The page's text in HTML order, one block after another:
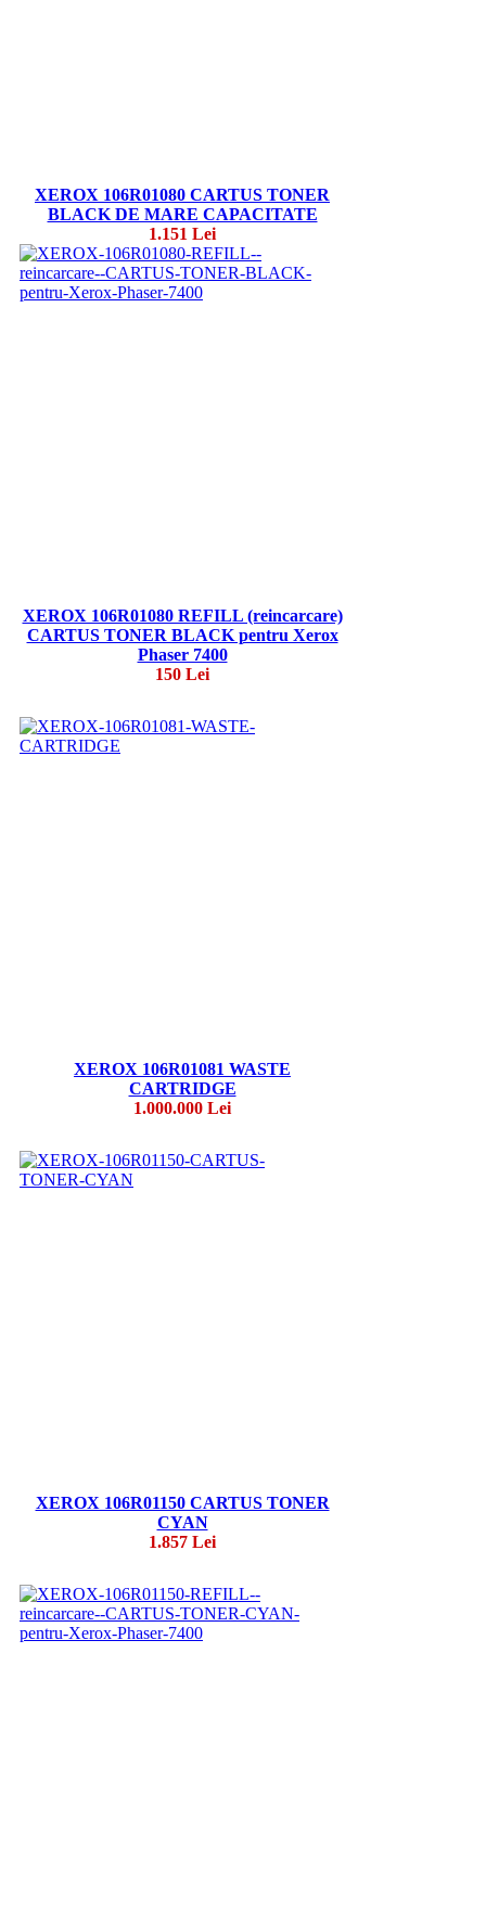
XEROX 106R01080 CARTUS TONER
BLACK DE MARE CAPACITATE
1.151 Lei
XEROX 106R01080 REFILL (reincarcare)
CARTUS TONER BLACK pentru Xerox
Phaser 7400
150 Lei
XEROX 106R01081 WASTE
CARTRIDGE
1.000.000 Lei
XEROX 106R01150 CARTUS TONER
CYAN
1.857 Lei